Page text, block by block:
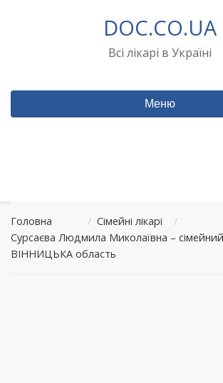
DOC.CO.UA
Всі лікарі в Україні
Меню
Головна / Сімейні лікарі
/
Сурсаєва Людмила Миколаївна –
ВІННИЦЬКА область